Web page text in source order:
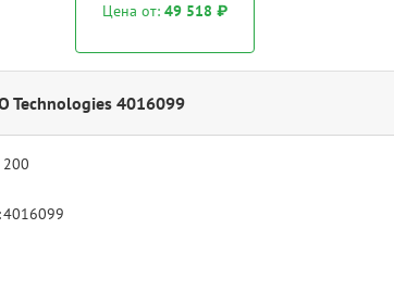
Цена от:49 518 ₽
Technologies 4016099
200
4016099